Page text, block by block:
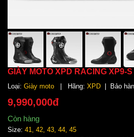
GIÀY MOTO XPD RACING XP9-
Loại: Giày moto | Hãng: XPD | Bảo
9,990,000đ
Còn hàng
Size: 41, 42, 43, 44, 45